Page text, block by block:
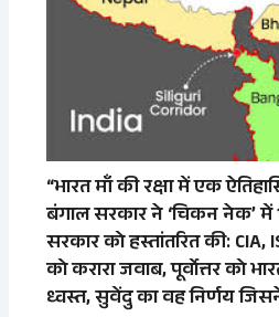
“भारत माँ की रक्षा में एक
बंगाल सरकार ने ‘चिकन नेक’ में
सरकार को हस्तांतरित की:
को करारा जवाब, पूर्वोत्तर को
ध्वस्त, सुवेंदु का वह निर्णय